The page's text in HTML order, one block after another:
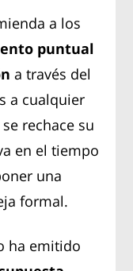
a los
puntual
a través del
a cualquier
rechace su
en el tiempo
una
formal.
ha emitido